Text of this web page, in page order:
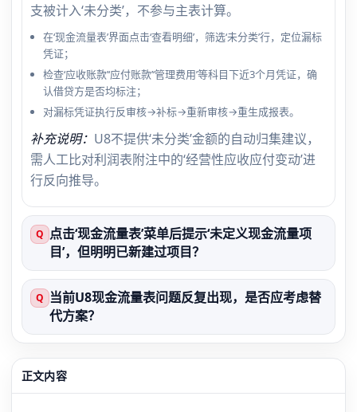
支被计入‘未分类’，不参与主表计算。
在‘现金流量表’界面点击‘查看明细’，筛选‘未分类’行，定位漏标
凭证；
检查‘应收账款’‘应付账款’‘管理费用’等科目下近3个月凭证，确
认借贷方是否均标注；
对漏标凭证执行反审核→补标→重新审核→重生成报表。
补充说明： U8不提供‘未分类’金额的自动归集建议，
需人工比对利润表附注中的‘经营性应收应付变动’进
行反向推导。
Q 点击‘现金流量表’菜单后提示‘未定义现金流量项
目’，但明明已新建过项目？
Q 当前U8现金流量表问题反复出现，是否应考虑替
代方案？
正文内容